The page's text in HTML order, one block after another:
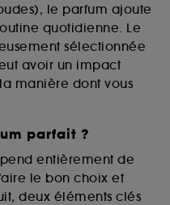
le parfum ajoute
quotidienne. Le
sélectionnée
avoir un impact
manière dont vous
parfait ?
entièrement de
le bon choix et
deux éléments clés
sont utilisés afin de
d’accéder à votre
visite sur le site
identifiant et mot de
le dépôt et la
votre accord. Vous
concernant le dépôt
"personnaliser mes